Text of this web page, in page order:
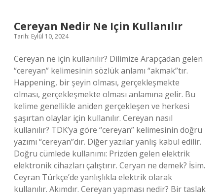
Cereyan Nedir Ne Için Kullanılır
Tarih: Eylül 10, 2024
Cereyan ne için kullanılır? Dilimize Arapçadan gelen
“cereyan” kelimesinin sözlük anlamı “akmak”tır.
Happening, bir şeyin olması, gerçekleşmekte
olması, gerçekleşmekte olması anlamına gelir. Bu
kelime genellikle aniden gerçekleşen ve herkesi
şaşırtan olaylar için kullanılır. Cereyan nasıl
kullanılır? TDK’ya göre “cereyan” kelimesinin doğru
yazımı “cereyan”dır. Diğer yazılar yanlış kabul edilir.
Doğru cümlede kullanımı: Prizden gelen elektrik
elektronik cihazları çalıştırır. Ceryan ne demek? İsim.
Ceyran Türkçe’de yanlışlıkla elektrik olarak
kullanılır. Akımdır. Cereyan yapması nedir? Bir taslak